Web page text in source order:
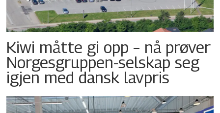
Kiwi måtte gi opp – nå prøver
Norgesgruppen-selskap seg
igjen med dansk lavpris